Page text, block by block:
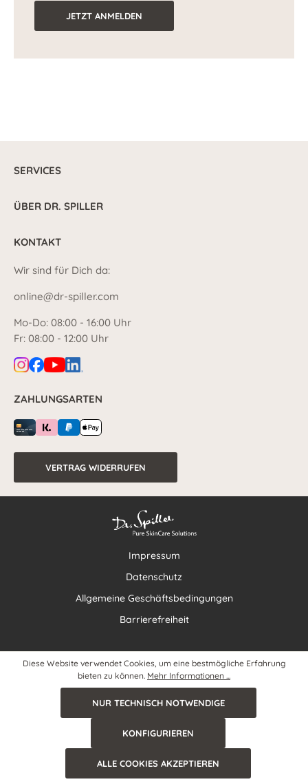
JETZT ANMELDEN
SERVICES
ÜBER DR. SPILLER
KONTAKT
Wir sind für Dich da:
online@dr-spiller.com
Mo-Do: 08:00 - 16:00 Uhr
Fr: 08:00 - 12:00 Uhr
ZAHLUNGSARTEN
VERTRAG WIDERRUFEN
Impressum
Datenschutz
Allgemeine Geschäftsbedingungen
Barrierefreiheit
Diese Website verwendet Cookies, um eine bestmögliche Erfahrung
bieten zu können. Mehr Informationen ...
NUR TECHNISCH NOTWENDIGE
KONFIGURIEREN
ALLE COOKIES AKZEPTIEREN